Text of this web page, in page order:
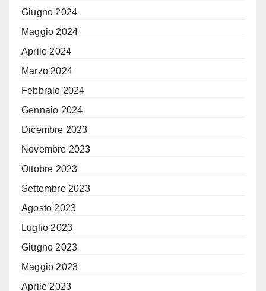
Giugno 2024
Maggio 2024
Aprile 2024
Marzo 2024
Febbraio 2024
Gennaio 2024
Dicembre 2023
Novembre 2023
Ottobre 2023
Settembre 2023
Agosto 2023
Luglio 2023
Giugno 2023
Maggio 2023
Aprile 2023